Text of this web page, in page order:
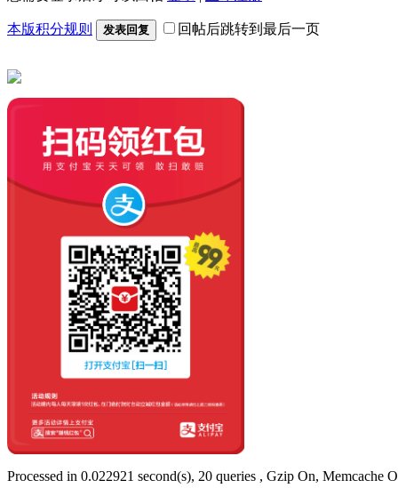
本版积分规则 发表回复 回帖后跳转到最后一页
Processed in 0.022921 second(s), 20 queries , Gzip On, Memcache